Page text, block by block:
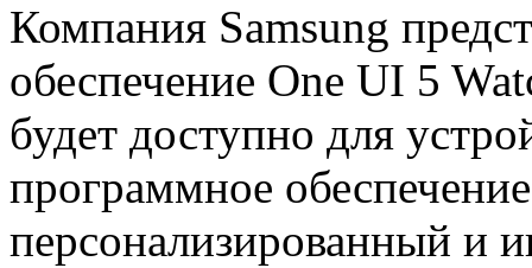
Компания Samsung
обеспечение One UI 5
будет доступно для
программное
персонализированный и